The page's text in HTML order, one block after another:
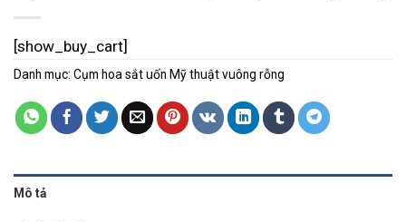
[show_buy_cart]
Danh mục: Cụm hoa sắt uốn Mỹ thuật vuông rỗng
Mô tả